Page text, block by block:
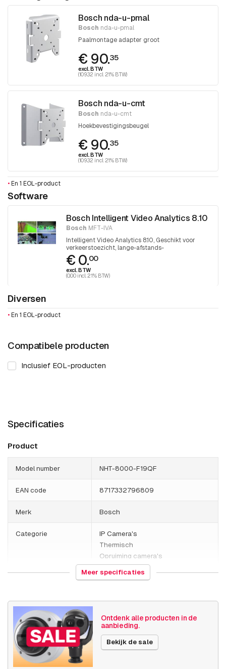
Bosch nda-u-pmal
Bosch nda-u-pmal
Paalmontage adapter groot
€ 90.35
excl. BTW
(109.32 incl. 21% BTW)
Bosch nda-u-cmt
Bosch nda-u-cmt
Hoekbevestigingsbeugel
€ 90.35
excl. BTW
(109.32 incl. 21% BTW)
• En 1 EOL-product
Software
Bosch Intelligent Video Analytics 8.10
Bosch MFT-IVA
Intelligent Video Analytics 8.10, Geschikt voor
verkeerstoezicht, lange-afstands-
inbraakdetectie. Deze software is standaard
aanwezig in de firmware van geselecteerde
camera's.
€ 0.00
excl. BTW
(0.00 incl. 21% BTW)
Diversen
• En 1 EOL-product
Compatibele producten
Inclusief EOL-producten
Specificaties
Product
Model number NHT-8000-F19QF
EAN code 8717332796809
Merk Bosch
Categorie
IP Camera's
Thermisch
Opruiming camera's
Opruiming
Land van herkomst
Gewicht
Grootte (lxbxh)
Meer specificaties
Ontdenk alle producten in de
aanbieding.
Bekijk de sale